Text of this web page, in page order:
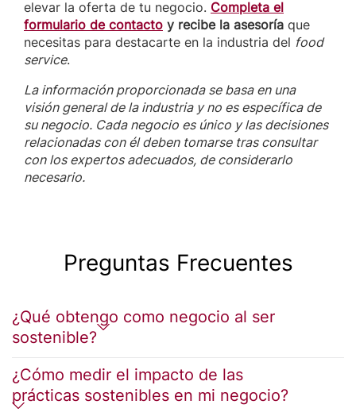
elevar la oferta de tu negocio. Completa el
formulario de contacto y recibe la asesoría que
necesitas para destacarte en la industria del food
service.
La información proporcionada se basa en una
visión general de la industria y no es específica de
su negocio. Cada negocio es único y las decisiones
relacionadas con él deben tomarse tras consultar
con los expertos adecuados, de considerarlo
necesario.
Preguntas Frecuentes
¿Qué obtengo como negocio al ser
sostenible?
¿Cómo medir el impacto de las
prácticas sostenibles en mi negocio?